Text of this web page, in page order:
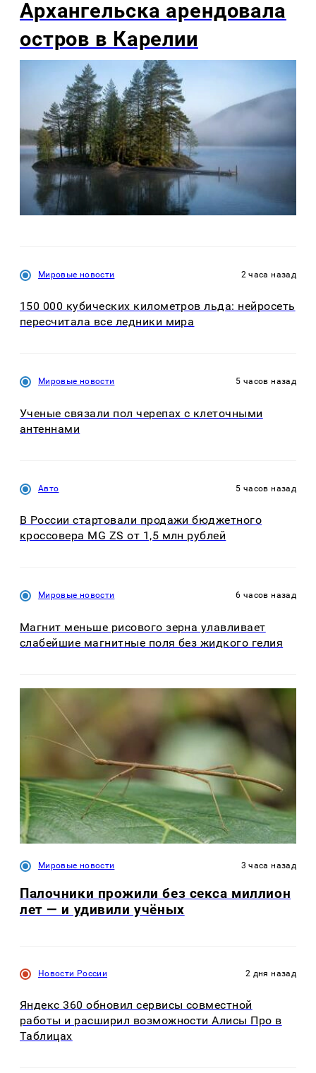
Архангельска арендовала
остров в Карелии
Мировые новости 2 часа назад
150 000 кубических километров льда: нейросеть
пересчитала все ледники мира
Мировые новости 5 часов назад
Ученые связали пол черепах с клеточными
антеннами
Авто 5 часов назад
В России стартовали продажи бюджетного
кроссовера MG ZS от 1,5 млн рублей
Мировые новости 6 часов назад
Магнит меньше рисового зерна улавливает
слабейшие магнитные поля без жидкого гелия
Мировые новости 3 часа назад
Палочники прожили без секса миллион
лет — и удивили учёных
Новости России 2 дня назад
Яндекс 360 обновил сервисы совместной
работы и расширил возможности Алисы Про в
Таблицах